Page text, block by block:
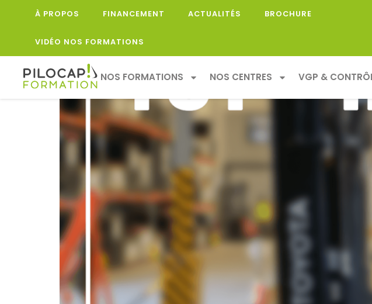
À PROPOS FINANCEMENT ACTUALITÉS BROCHURE
VIDÉO NOS FORMATIONS
NOS FORMATIONS NOS CENTRES VGP &
TRAVAUX SOUS TENSION :